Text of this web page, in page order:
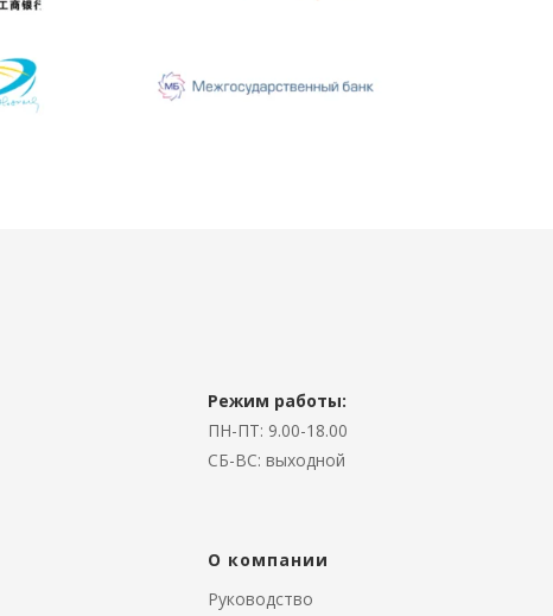
О компании
Режим работы:
ПН-ПТ: 9.00-18.00
СБ-ВС: выходной
Руководство